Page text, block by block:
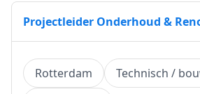
Projectleider Onderhoud &
Rotterdam Technisch /